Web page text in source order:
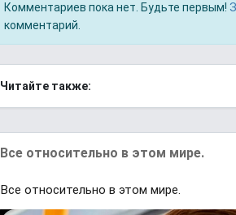
Комментариев пока нет. Будьте первым!
комментарий.
Читайте также:
Все относительно в этом мире.
Все относительно в этом мире.